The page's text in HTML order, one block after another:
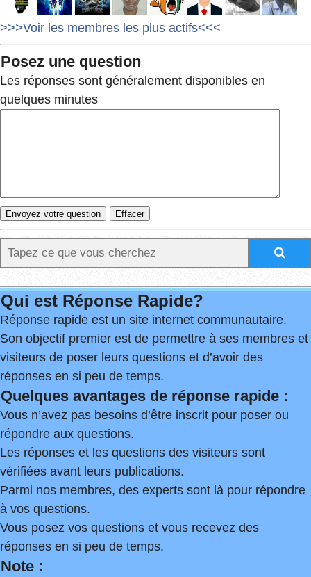
>>>Voir les membres les plus actifs<<<
Posez une question
Les réponses sont généralement disponibles en
quelques minutes
Qui est Réponse Rapide?
Réponse rapide est un site internet communautaire.
Son objectif premier est de permettre à ses membres et
visiteurs de poser leurs questions et d’avoir des
réponses en si peu de temps.
Quelques avantages de réponse rapide :
Vous n’avez pas besoins d’être inscrit pour poser ou
répondre aux questions.
Les réponses et les questions des visiteurs sont
vérifiées avant leurs publications.
Parmi nos membres, des experts sont là pour répondre
à vos questions.
Vous posez vos questions et vous recevez des
réponses en si peu de temps.
Note :